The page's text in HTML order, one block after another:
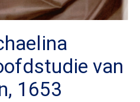
van
1653